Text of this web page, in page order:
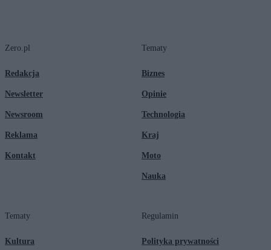
Zero.pl
Redakcja
Newsletter
Newsroom
Reklama
Kontakt
Tematy
Biznes
Opinie
Technologia
Kraj
Moto
Nauka
Tematy
Kultura
Regulamin
Polityka prywatności